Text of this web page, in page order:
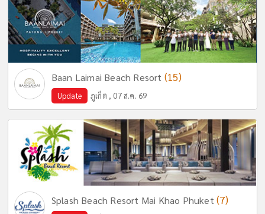
Baan Laimai Beach Resort (15)
Update ภูเก็ต , 07 ส.ค. 69
Splash Beach Resort Mai Khao Phuket (7)